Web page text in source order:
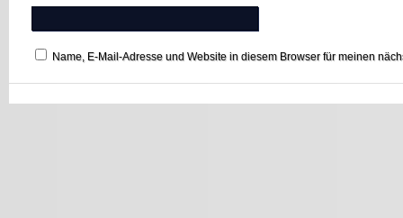
Name, E-Mail-Adresse und Website in diesem Browser für meinen